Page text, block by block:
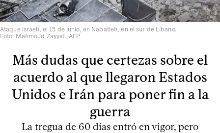
Ataque israelí, el 15 de junio, en Nabatieh, en el sur de Líbano.
Foto: Mahmoud Zayyat, AFP
Más dudas que certezas sobre el
acuerdo al que llegaron Estados
Unidos e Irán para poner fin a la
guerra
La tregua de 60 días entró en vigor, pero